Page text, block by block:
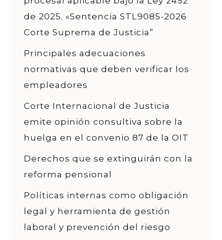
de 2025. «Sentencia STL9085-2026
Corte Suprema de Justicia”
Principales adecuaciones
normativas que deben verificar los
empleadores
Corte Internacional de Justicia
emite opinión consultiva sobre la
huelga en el convenio 87 de la OIT
Derechos que se extinguirán con la
reforma pensional
Políticas internas como obligación
legal y herramienta de gestión
laboral y prevención del riesgo